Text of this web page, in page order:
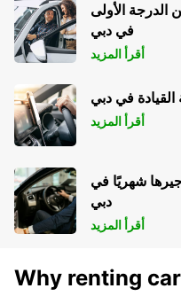
الدرجة الأولى
في دبي
أقرأ المزيد
القيادة في دبي
أقرأ المزيد
شهريًا في
دبي
أقرأ المزيد
Why renting